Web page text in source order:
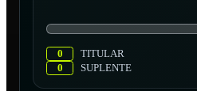
0
TITULAR
0
SUPLENTE